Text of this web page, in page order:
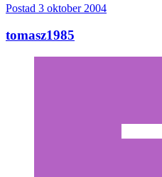
Postad 3 oktober 2004
tomasz1985